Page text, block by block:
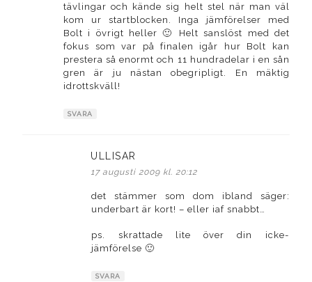
tävlingar och kände sig helt stel när man väl
kom ur startblocken. Inga jämförelser med
Bolt i övrigt heller 🙂 Helt sanslöst med det
fokus som var på finalen igår hur Bolt kan
prestera så enormt och 11 hundradelar i en sån
gren är ju nästan obegripligt. En mäktig
idrottskväll!
SVARA
ULLISAR
17 augusti 2009 kl. 20:12
det stämmer som dom ibland säger:
underbart är kort! – eller iaf snabbt…
ps. skrattade lite över din icke-
jämförelse 🙂
SVARA